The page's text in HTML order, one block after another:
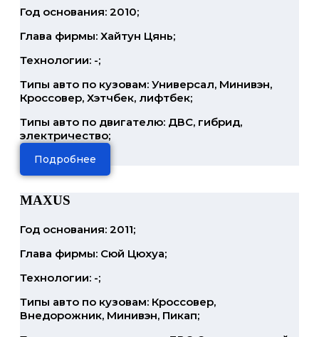
Год основания: 2010;
Глава фирмы: Хайтун Цянь;
Технологии: -;
Типы авто по кузовам: Универсал, Минивэн,
Кроссовер, Хэтчбек, лифтбек;
Типы авто по двигателю: ДВС, гибрид,
электричество;
Подробнее
MAXUS
Год основания: 2011;
Глава фирмы: Сюй Цюхуа;
Технологии: -;
Типы авто по кузовам: Кроссовер,
Внедорожник, Минивэн, Пикап;